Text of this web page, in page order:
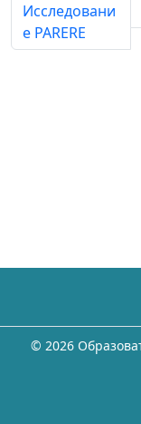
Исследовани
е PARERE
© 2026